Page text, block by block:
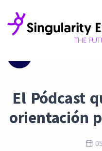
El Pódcast
orientación